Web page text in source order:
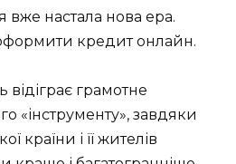
вже настала нова ера.
кредит онлайн.
грамотне
«інструменту», завдяки
країни і її жителів